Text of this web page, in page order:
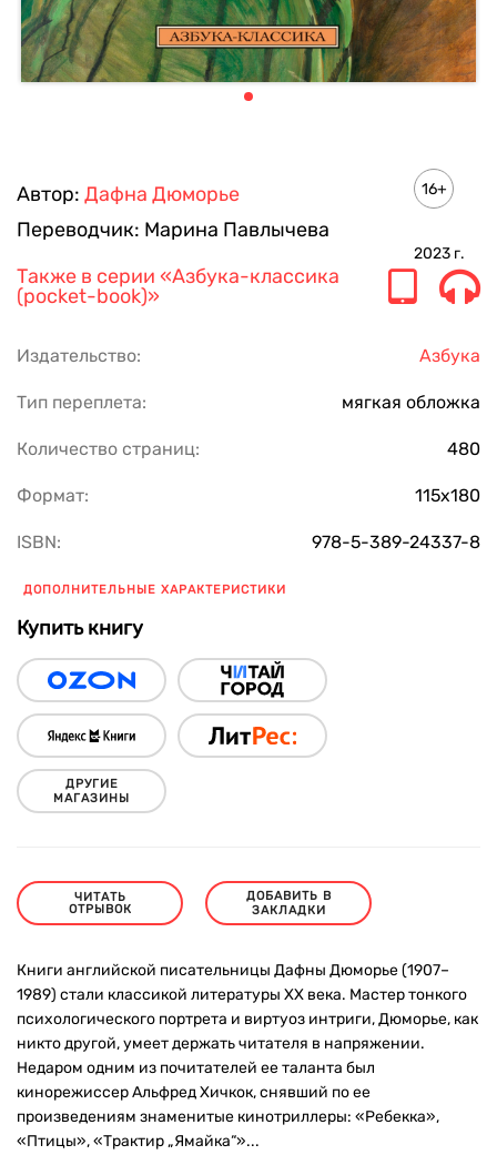
Автор: Дафна Дюморье
Переводчик: Марина Павлычева
16+
2023 г.
Также в серии «Азбука-классика
(pocket-book)»
Издательство: Азбука
Тип переплета: мягкая обложка
Количество страниц: 480
Формат: 115х180
ISBN: 978-5-389-24337-8
ДОПОЛНИТЕЛЬНЫЕ ХАРАКТЕРИСТИКИ
Купить книгу
ДРУГИЕ
МАГАЗИНЫ
ЧИТАТЬ
ОТРЫВОК
ДОБАВИТЬ В
ЗАКЛАДКИ
Книги английской писательницы Дафны Дюморье (1907–
1989) стали классикой литературы XX века. Мастер тонкого
психологического портрета и виртуоз интриги, Дюморье, как
никто другой, умеет держать читателя в напряжении.
Недаром одним из почитателей ее таланта был
кинорежиссер Альфред Хичкок, снявший по ее
произведениям знаменитые кинотриллеры: «Ребекка»,
«Птицы», «Трактир „Ямайка“»...